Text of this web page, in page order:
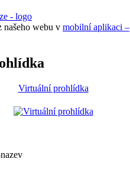
našeho webu v mobilní aplikaci –
Virtuální prohlídka